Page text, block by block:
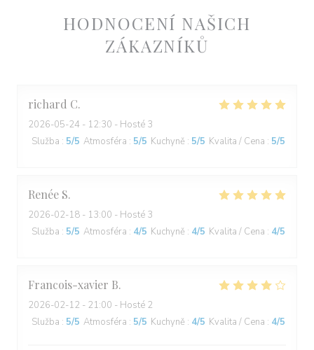
HODNOCENÍ NAŠICH
ZÁKAZNÍKŮ
richard C
2026-05-24 - 12:30 - Hosté 3
Služba : 5/5 Atmosféra : 5/5 Kuchyně : 5/5 Kvalita / Cena : 5/5
Renée S
2026-02-18 - 13:00 - Hosté 3
Služba : 5/5 Atmosféra : 4/5 Kuchyně : 4/5 Kvalita / Cena : 4/5
Francois-xavier B
2026-02-12 - 21:00 - Hosté 2
Služba : 5/5 Atmosféra : 5/5 Kuchyně : 4/5 Kvalita / Cena : 4/5